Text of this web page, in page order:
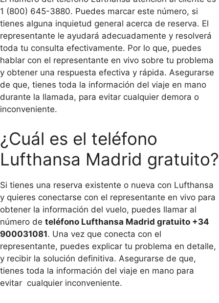
1 (800) 645-3880. Puedes marcar este número, si
tienes alguna inquietud general acerca de reserva. El
representante le ayudará adecuadamente y resolverá
toda tu consulta efectivamente. Por lo que, puedes
hablar con el representante en vivo sobre tu problema
y obtener una respuesta efectiva y rápida. Asegurarse
de que, tienes toda la información del viaje en mano
durante la llamada, para evitar cualquier demora o
inconveniente.
¿Cuál es el teléfono
Lufthansa Madrid gratuito?
Si tienes una reserva existente o nueva con Lufthansa
y quieres conectarse con el representante en vivo para
obtener la información del vuelo, puedes llamar al
número de teléfono Lufthansa Madrid gratuito +34
900031081. Una vez que conecta con el
representante, puedes explicar tu problema en detalle,
y recibir la solución definitiva. Asegurarse de que,
tienes toda la información del viaje en mano para
evitar cualquier inconveniente.